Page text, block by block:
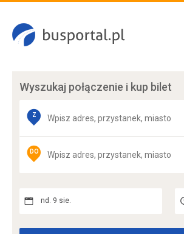
Wyszukaj połączenie i kup bilet
Z
DO
nd. 9 sie.